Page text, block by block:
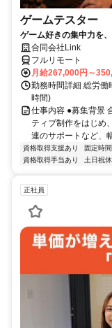
ゲームテスター
ゲーム好きの集中力を、
合同会社Link
フルリモート
月給267,000円～
勤務時間詳細 総労
時間)
仕事内容 ●募集背景
ティブ制作をはじめ
連のサポートなど、
資格取得支援あり 固定時
資格取得手当あり
土日祝
正社員